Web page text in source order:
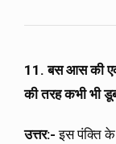
11. बस आस की
की तरह कभी भी
उत्तर:-इस पंक्ति के